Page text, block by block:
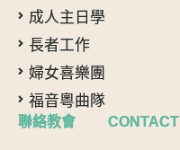
成人主日學
長者工作
婦女喜樂團
福音粵曲隊
聯絡教會 CONTACT